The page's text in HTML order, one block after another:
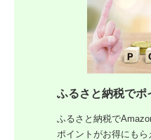
ふるさと納税でポ
ふるさと納税で
ポイントがお得にも